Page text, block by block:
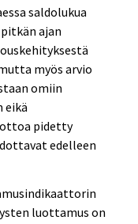
saldolukua
ajan
myös arvio
omiin
eikä
pidetty
edelleen
luottamus on